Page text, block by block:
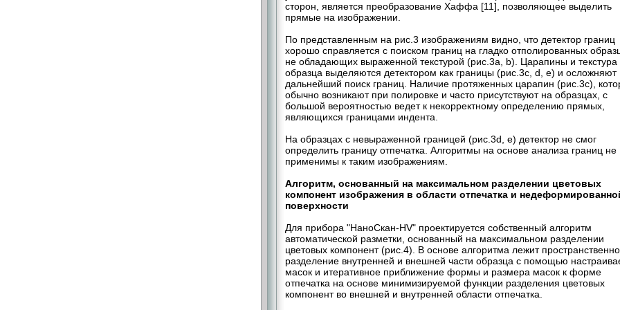
сторон, является преобразование Хаффа [11], позволяющее выделить
прямые на изображении.
По представленным на рис.3 изображениям видно, что детектор границ
хорошо справляется с поиском границ на гладко отполированных
не обладающих выраженной текстурой (рис.3a, b). Царапины и текстура
образца выделяются детектором как границы (рис.3с, d, e) и осложняют
дальнейший поиск границ. Наличие протяженных царапин (рис.3с),
обычно возникают при полировке и часто присутствуют на образцах, с
большой вероят­ностью ведет к некорректному определению прямых,
являющихся границами индента.
На образцах с невыраженной границей (рис.3d, e) детектор не смог
определить границу отпечатка. Алгоритмы на основе анализа границ не
применимы к таким изображениям.
Алгоритм, основанный на максимальном разделении цветовых
компонент изображения в области отпечатка и
поверхности
Для прибора "НаноСкан-HV" проектируется собственный алгоритм
автоматической разметки, основанный на максимальном разделении
цветовых компонент (рис.4). В основе алгоритма лежит
разделение внутренней и внешней части образца с помощью
масок и итеративное приближение формы и размера масок к форме
отпечатка на основе минимизируемой функции разделения цветовых
компонент во внешней и внутренней области отпечатка.